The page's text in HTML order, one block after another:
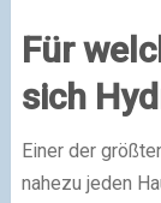
Für
sich
Einer der
nahezu jeden